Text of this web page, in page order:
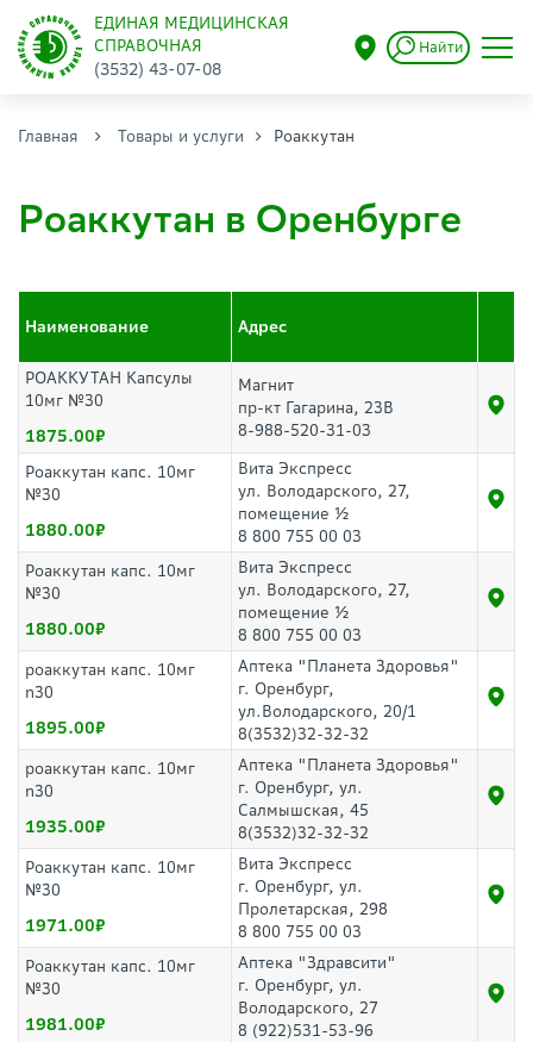
ЕДИНАЯ МЕДИЦИНСКАЯ
СПРАВОЧНАЯ
(3532) 43-07-08
Найти
Главная Товары и услуги Роаккутан
Роаккутан в Оренбурге
Наименование Адрес
РОАККУТАН Капсулы
10мг №30
1875.00
Магнит
пр-кт Гагарина, 23В
8-988-520-31-03
Роаккутан капс. 10мг
№30
1880.00
Вита Экспресс
ул. Володарского, 27,
помещение ½
8 800 755 00 03
Роаккутан капс. 10мг
№30
1880.00
Вита Экспресс
ул. Володарского, 27,
помещение ½
8 800 755 00 03
роаккутан капс. 10мг
n30
1895.00
Аптека "Планета Здоровья"
г. Оренбург,
ул.Володарского, 20/1
8(3532)32-32-32
роаккутан капс. 10мг
n30
1935.00
Аптека "Планета Здоровья"
г. Оренбург, ул.
Салмышская, 45
8(3532)32-32-32
Роаккутан капс. 10мг
№30
1971.00
Вита Экспресс
г. Оренбург, ул.
Пролетарская, 298
8 800 755 00 03
Роаккутан капс. 10мг
№30
1981.00
Аптека "Здравсити"
г. Оренбург, ул.
Володарского, 27
8 (922)531-53-96